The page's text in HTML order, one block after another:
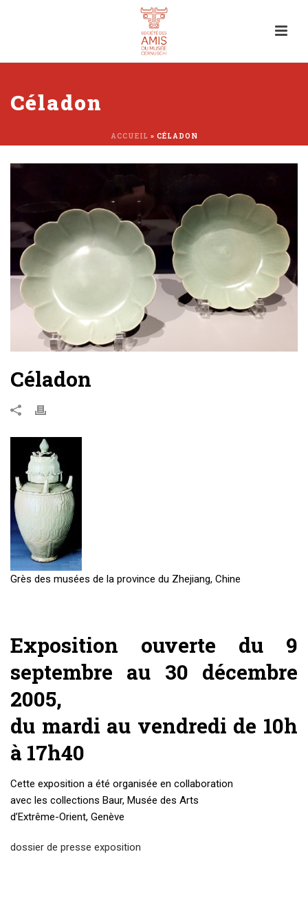
Céladon
ACCUEIL » CÉLADON
Céladon
Grès des musées de la province du Zhejiang, Chine
Exposition ouverte du 9
septembre au 30 décembre
2005,
du mardi au vendredi de 10h
à 17h40
Cette exposition a été organisée en collaboration
avec les collections Baur, Musée des Arts
d’Extrême-Orient, Genève
dossier de presse exposition